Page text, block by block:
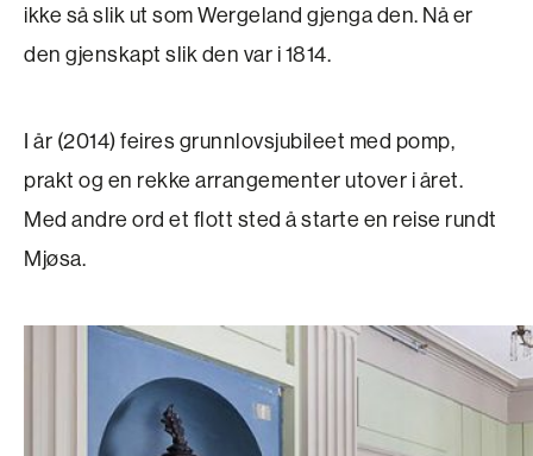
ikke så slik ut som Wergeland gjenga den. Nå er
den gjenskapt slik den var i 1814.
I år (2014) feires grunnlovsjubileet med pomp,
prakt og en rekke arrangementer utover i året.
Med andre ord et flott sted å starte en reise rundt
Mjøsa.